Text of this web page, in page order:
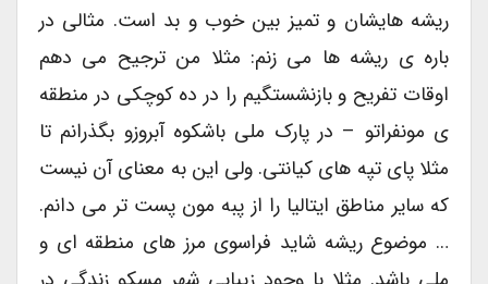
ریشه هایشان و تمیز بین خوب و بد است. مثالی در
باره ی ریشه ها می زنم: مثلا من ترجیح می دهم
اوقات تفریح و بازنشستگیم را در ده کوچکی در منطقه
ی مونفراتو – در پارک ملی باشکوه آبروزو بگذرانم تا
مثلا پای تپه های کیانتی. ولی این به معنای آن نیست
که سایر مناطق ایتالیا را از پبه مون پست تر می دانم.
… موضوع ریشه شاید فراسوی مرز های منطقه ای و